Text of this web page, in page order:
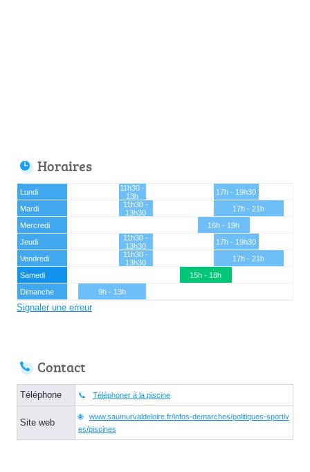
Horaires
Lundi
11h30 -
13h
17h - 19h30
Mardi
11h30 -
13h30
17h - 21h
Mercredi
16h - 19h
Jeudi
11h30 -
13h30
17h - 19h30
Vendredi
11h30 -
13h30
17h - 21h
Samedi
15h - 18h
Dimanche
9h - 13h
Signaler une erreur
Contact
Téléphone Téléphoner à la piscine
Site web
www.saumurvaldeloire.fr/infos-demarches/politiques-sportiv
es/piscines